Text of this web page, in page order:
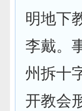
明地下
李戴。
州拆十
开教会